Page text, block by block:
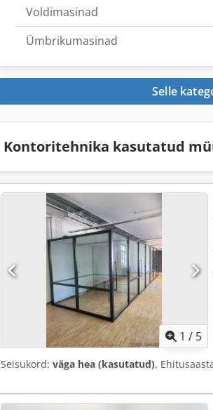
Voldimasinad
Ümbrikumasinad
Selle
Kontoritehnika kasutatud
1 / 5
Seisukord: väga hea (kasutatud),